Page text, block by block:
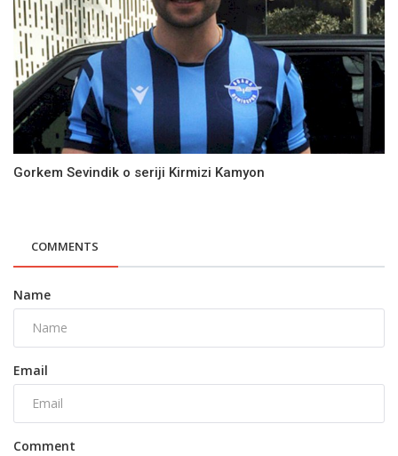
Gorkem Sevindik o seriji Kirmizi Kamyon
COMMENTS
Name
Email
Comment